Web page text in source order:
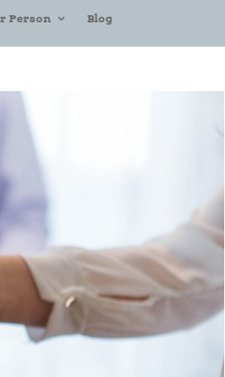
Person Blog